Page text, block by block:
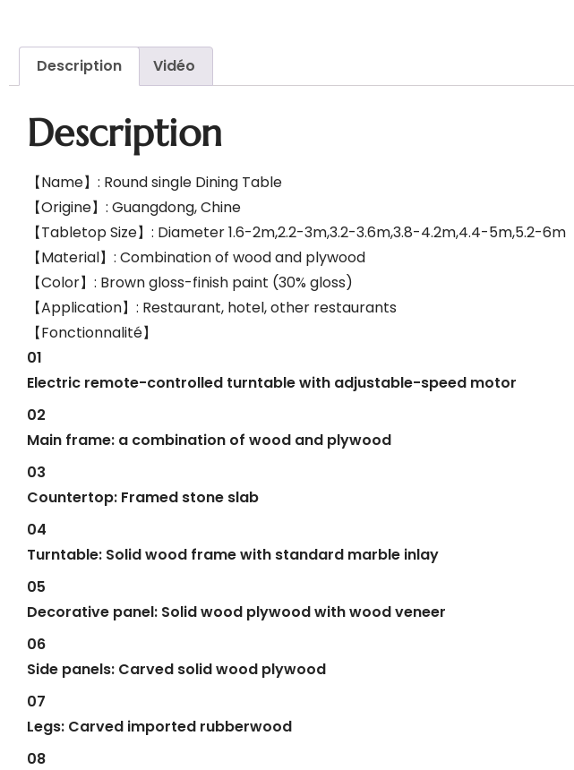
Description Vidéo
Description
【Name】: Round single Dining Table
【Origine】: Guangdong, Chine
【Tabletop Size】: Diameter 1.6-2m,2.2-3m,3.2-3.6m,3.8-4.2m,4.4-5m,5.2-6m
【Material】: Combination of wood and plywood
【Color】: Brown gloss-finish paint (30% gloss)
【Application】: Restaurant, hotel, other restaurants
【Fonctionnalité】
01
Electric remote-controlled turntable with adjustable-speed motor
02
Main frame: a combination of wood and plywood
03
Countertop: Framed stone slab
04
Turntable: Solid wood frame with standard marble inlay
05
Decorative panel: Solid wood plywood with wood veneer
06
Side panels: Carved solid wood plywood
07
Legs: Carved imported rubberwood
08